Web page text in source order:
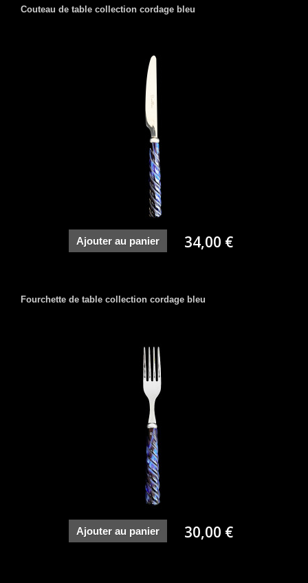
Couteau de table collection cordage bleu
Ajouter au panier 34,00 €
Fourchette de table collection cordage bleu
Ajouter au panier 30,00 €